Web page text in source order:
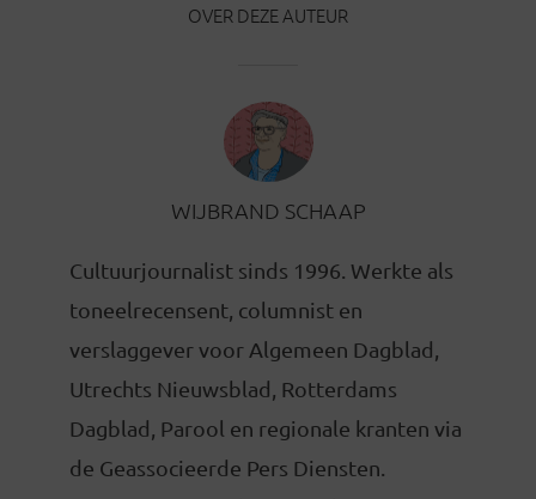
OVER DEZE AUTEUR
WIJBRAND SCHAAP
Cultuurjournalist sinds 1996. Werkte als
toneelrecensent, columnist en
verslaggever voor Algemeen Dagblad,
Utrechts Nieuwsblad, Rotterdams
Dagblad, Parool en regionale kranten via
de Geassocieerde Pers Diensten.